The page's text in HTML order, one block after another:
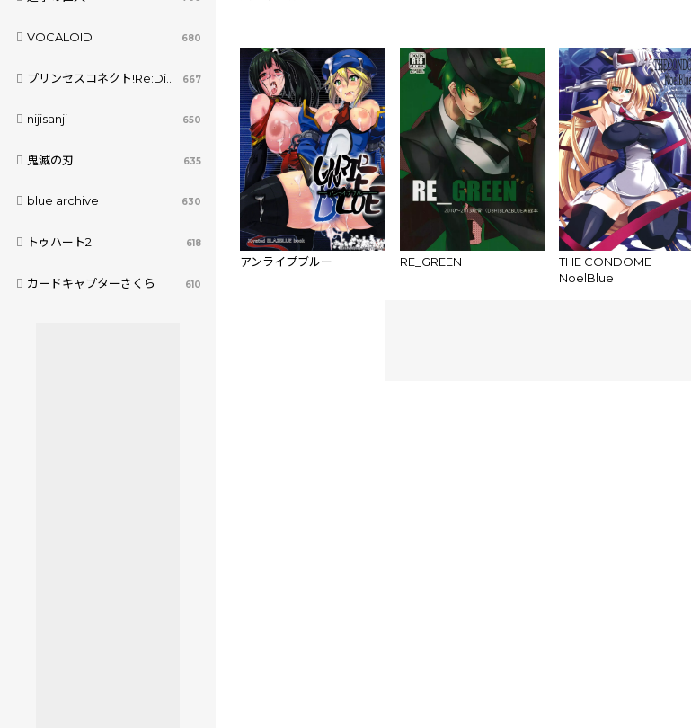
VOCALOID 680
プリンセスコネクト!Re:Dive 667
nijisanji 650
鬼滅の刃 635
blue archive 630
トゥハート2 618
カードキャプターさくら 610
アンライプブルー RE_GREEN
THE CONDOME
NoelBlue